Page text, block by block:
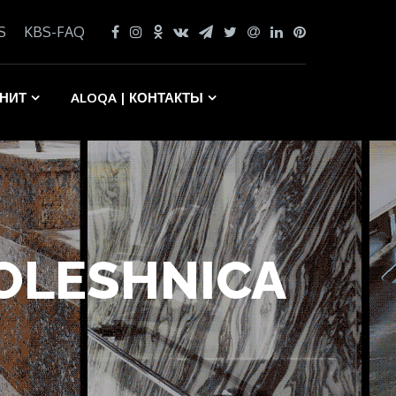
KBS-FAQ
ALOQA | КОНТАКТЫ